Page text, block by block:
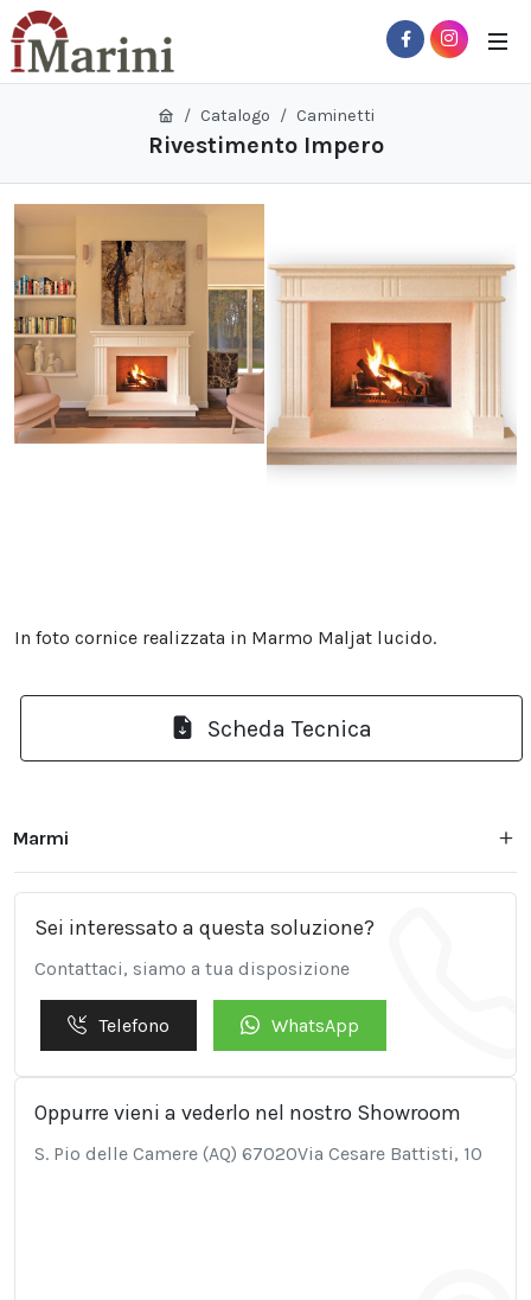
Menu
Catalogo Caminetti
Rivestimento Impero
In foto cornice realizzata in Marmo Maljat lucido.
Scheda Tecnica
Marmi
Sei interessato a questa soluzione?
Contattaci, siamo a tua disposizione
Telefono WhatsApp
Oppurre vieni a vederlo nel nostro Showroom
S. Pio delle Camere (AQ) 67020Via Cesare Battisti, 10